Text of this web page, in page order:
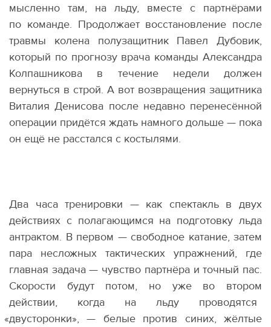
мысленно там, на льду, вместе с партнёрами
по команде. Продолжает восстановление после
травмы колена полузащитник Павел Дубовик,
который по прогнозу врача команды Александра
Колпашникова в течение недели должен
вернуться в строй. А вот возвращения защитника
Виталия Денисова после недавно перенесённой
операции придётся ждать намного дольше — пока
он ещё не расстался с костылями.
Два часа тренировки — как спектакль в двух
действиях с полагающимся на подготовку льда
антрактом. В первом — свободное катание, затем
пара несложных тактических упражнений, где
главная задача — чувство партнёра и точный пас.
Скорости будут потом, но уже во втором
действии, когда на льду проводятся
«двусторонки», — белые против синих, жёлтые